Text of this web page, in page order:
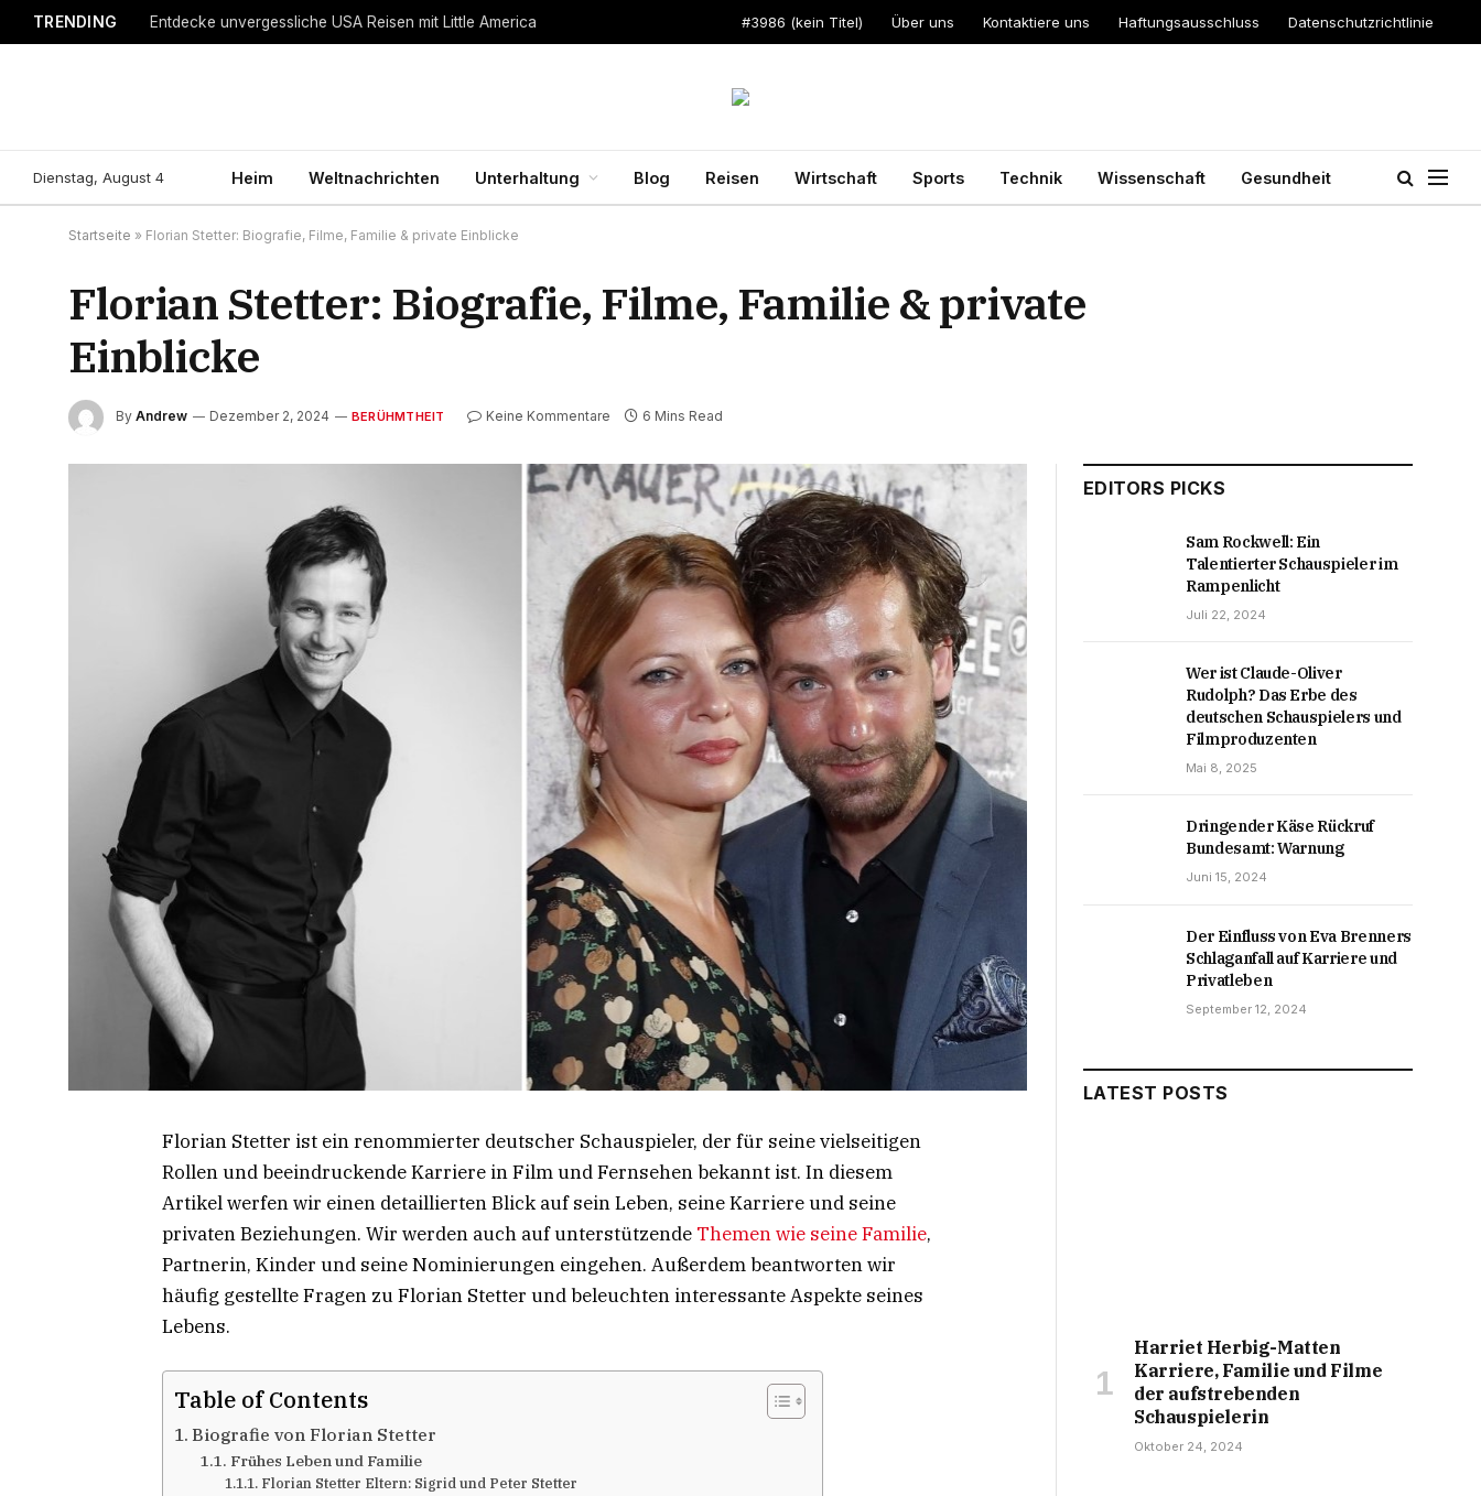
TRENDING Entdecke unvergessliche USA Reisen mit Little America #3986 (kein Titel) Über uns Kontaktiere uns Haftungsausschluss Datenschutzrichtlinie
Dienstag, August 4 Heim Weltnachrichten Unterhaltung Blog Reisen Wirtschaft Sports Technik Wissenschaft Gesundheit
Startseite » Florian Stetter: Biografie, Filme, Familie & private Einblicke
Florian Stetter: Biografie, Filme, Familie & private
Einblicke
By Andrew Dezember 2, 2024 BERÜHMTHEIT Keine Kommentare 6 Mins Read
Florian Stetter ist ein renommierter deutscher Schauspieler, der für seine vielseitigen
Rollen und beeindruckende Karriere in Film und Fernsehen bekannt ist. In diesem
Artikel werfen wir einen detaillierten Blick auf sein Leben, seine Karriere und seine
privaten Beziehungen. Wir werden auch auf unterstützende Themen wie seine Familie,
Partnerin, Kinder und seine Nominierungen eingehen. Außerdem beantworten wir
häufig gestellte Fragen zu Florian Stetter und beleuchten interessante Aspekte seines
Lebens.
Table of Contents
Biografie von Florian Stetter
Frühes Leben und Familie
Florian Stetter Eltern: Sigrid und Peter Stetter
EDITORS PICKS
Sam Rockwell: Ein
Talentierter Schauspieler im
Rampenlicht
Juli 22, 2024
Wer ist Claude-Oliver
Rudolph? Das Erbe des
deutschen Schauspielers und
Filmproduzenten
Mai 8, 2025
Dringender Käse Rückruf
Bundesamt: Warnung
Juni 15, 2024
Der Einfluss von Eva Brenners
Schlaganfall auf Karriere und
Privatleben
September 12, 2024
LATEST POSTS
Harriet Herbig-Matten
Karriere, Familie und Filme
der aufstrebenden
Schauspielerin
Oktober 24, 2024